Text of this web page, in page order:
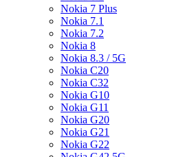
Nokia 7 Plus
Nokia 7.1
Nokia 7.2
Nokia 8
Nokia 8.3 / 5G
Nokia C20
Nokia C32
Nokia G10
Nokia G11
Nokia G20
Nokia G21
Nokia G22